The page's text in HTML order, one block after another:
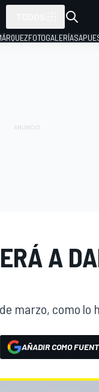
FOTOGALERÍAS
A
marzo, como lo
AÑADIR COMO